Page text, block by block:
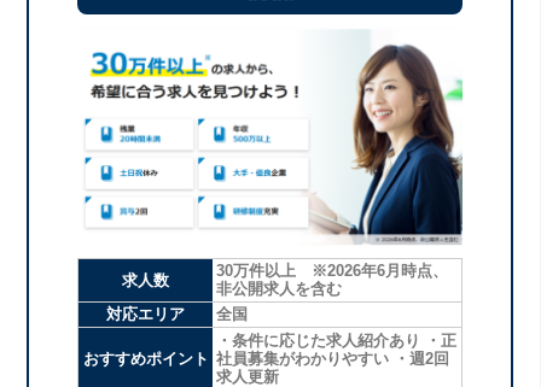
求人数
30万件以上 ※2026年6月時点、
非公開求人を含む
対応エリア
全国
おすすめポイント
・条件に応じた求人紹介あり ・正
社員募集がわかりやすい ・週2回
求人更新